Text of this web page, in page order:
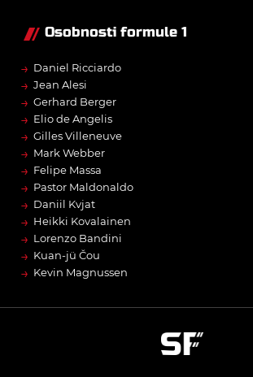
Osobnosti formule 1
→ Daniel Ricciardo
→ Jean Alesi
→ Gerhard Berger
→ Elio de Angelis
→ Gilles Villeneuve
→ Mark Webber
→ Felipe Massa
→ Pastor Maldonaldo
→ Daniil Kvjat
→ Heikki Kovalainen
→ Lorenzo Bandini
→ Kuan-jü Čou
→ Kevin Magnussen